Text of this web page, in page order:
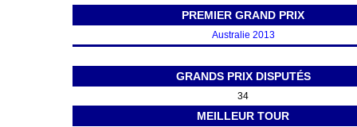
PREMIER GRAND PRIX
Australie 2013
GRANDS PRIX DISPUTÉS
34
MEILLEUR TOUR